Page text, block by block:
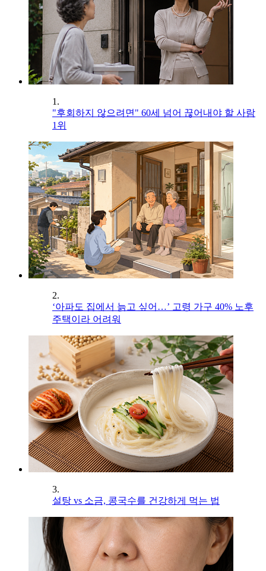
1.
"후회하지 않으려면" 60세 넘어 끊어내야 할 사람
1위
2.
‘아파도 집에서 늙고 싶어…’ 고령 가구 40% 노후
주택이라 어려워
3.
설탕 vs 소금, 콩국수를 건강하게 먹는 법